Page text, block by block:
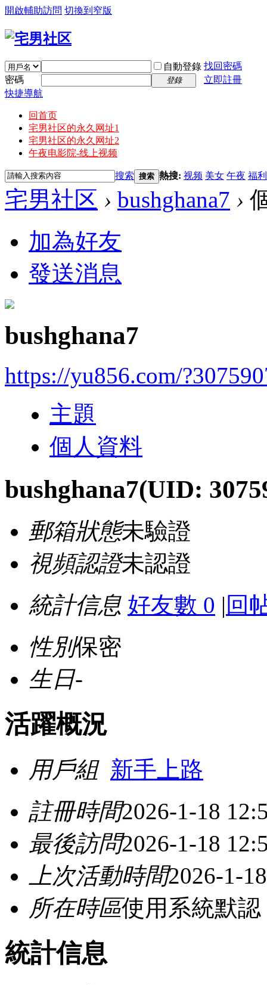
開啟輔助訪問 切換到窄版
自動登錄 找回密碼
密碼
登錄
立即註冊
快捷導航
回首页
宅男社区的永久网址1
宅男社区的永久网址2
午夜电影院-线上视频
搜索 搜索 熱搜: 视频 美女 午夜 福利
宅男社区 › bushghana7 ›
加為好友
發送消息
bushghana7
https://yu856.com/
主題
個人資料
bushghana7(UID:
郵箱狀態未驗證
視頻認證未認證
統計信息 好友數 0 | 回
性別保密
生日-
活躍概況
用戶組 新手上路
註冊時間2026-1-18
最後訪問2026-1-18
上次活動時間2026-1-
所在時區使用系統默認
統計信息